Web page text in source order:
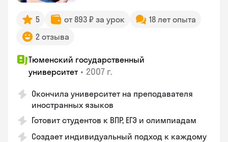
5 от 893 ₽ за урок
18 лет опыта
2 отзыва
Тюменский государственный
университет • 2007 г.
Окончила университет на преподавателя
иностранных языков
Готовит студентов к ВПР, ЕГЭ и олимпиадам
Создает индивидуальный подход к каждому